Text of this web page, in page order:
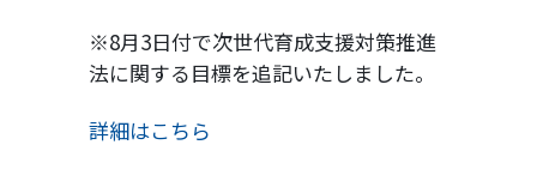
※8月3日付で次世代育成支援対策推進
法に関する目標を追記いたしました。
詳細はこちら